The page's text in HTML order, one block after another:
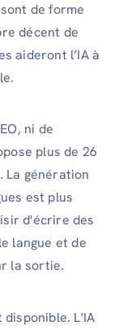
de forme
décent de
aideront l’IA à
ni de
plus de 26
La génération
est plus
d'écrire des
langue et de
la sortie.
disponible. L'IA